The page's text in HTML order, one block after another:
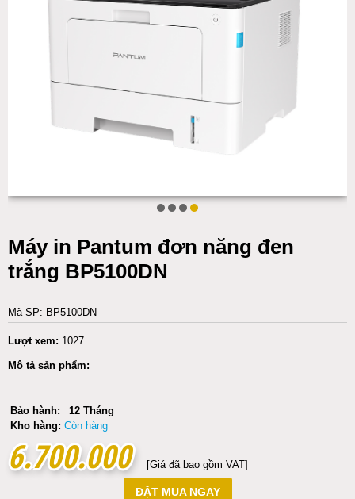
Máy in Pantum đơn năng đen
trắng BP5100DN
Mã SP: BP5100DN
Lượt xem: 1027
Mô tả sản phẩm:
Bảo hành:
12 Tháng
Kho hàng: Còn hàng
6.700.000
6.700.000 [Giá đã bao gồm VAT]
ĐẶT MUA NGAY